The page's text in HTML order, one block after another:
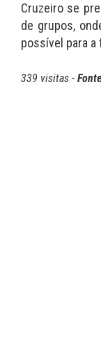
Cruzeiro se
de grupos,
possível para a
339 visitas -